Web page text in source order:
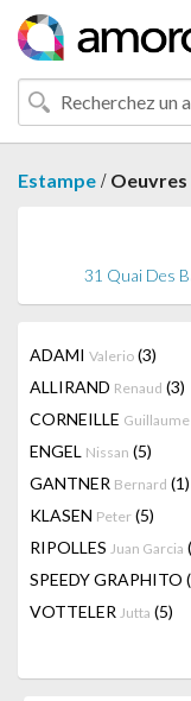
Estampe / Oeuvres
31 Quai Des
ADAMI Valerio (3)
ALLIRAND Renaud (3)
CORNEILLE Guillaume
ENGEL Nissan (5)
GANTNER Bernard (1)
KLASEN Peter (5)
RIPOLLES Juan Garcia
SPEEDY GRAPHITO
VOTTELER Jutta (5)